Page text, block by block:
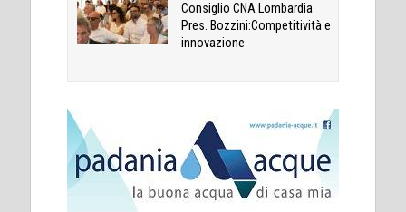
Consiglio CNA Lombardia
Pres. Bozzini:Competitività e
innovazione